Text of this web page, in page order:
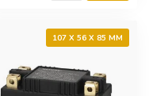
107 X 56 X 85 MM